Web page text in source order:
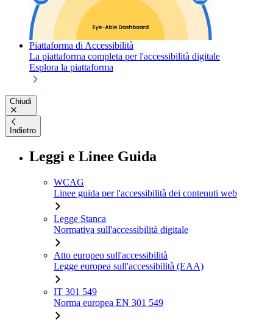
Piattaforma di Accessibilità
La piattaforma completa per l'accessibilità digitale
Esplora la piattaforma
Chiudi
Indietro
Leggi e Linee Guida
WCAG
Linee guida per l'accessibilità dei contenuti web
Legge Stanca
Normativa sull'accessibilità digitale
Atto europeo sull'accessibilità
Legge europea sull'accessibilità (EAA)
IT 301 549
Norma europea EN 301 549